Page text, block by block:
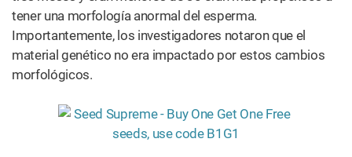
tener una morfología anormal del esperma.
Importantemente, los investigadores notaron que el
material genético no era impactado por estos cambios
morfológicos.